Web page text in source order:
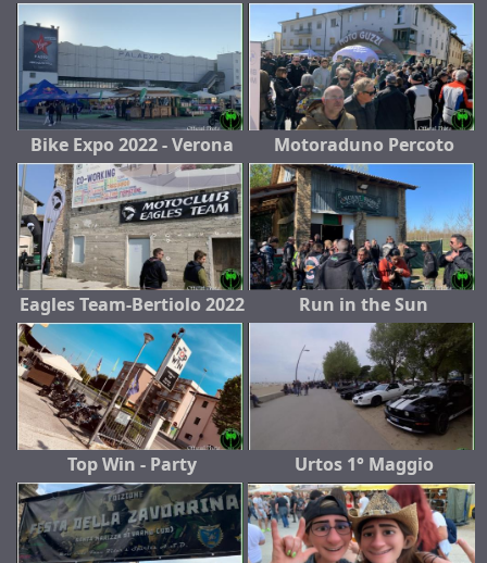
Bike Expo 2022 - Verona Motoraduno Percoto
Eagles Team-Bertiolo 2022 Run in the Sun
Top Win - Party Urtos 1° Maggio